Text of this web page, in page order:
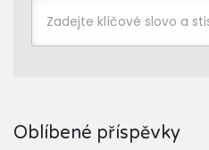
Oblíbené příspěvky